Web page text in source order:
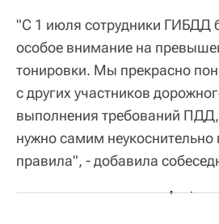
"С 1 июля сотрудники ГИБДД
особое внимание на
тонировки. Мы прекрасно
с других участников
выполнения требований ПДД,
нужно самим неукоснительно
правила", - добавила